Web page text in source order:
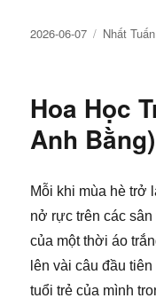
Đăng
2026-06-07
Chuyên
Nhất
Hoa Học
Anh Bằng)
Mỗi khi mùa hè trở
nở rực trên các
của một thời áo
lên vài câu đầu
tuổi trẻ của mình